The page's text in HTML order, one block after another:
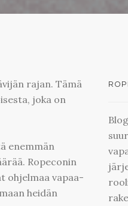
rajan. Tämä
joka on
enemmän
Ropeconin
ohjelmaa vapaa-
heidän